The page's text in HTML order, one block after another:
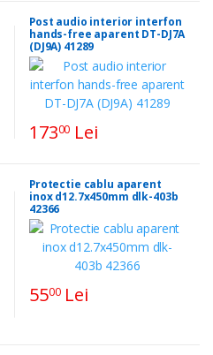
Post audio interior interfon
hands-free aparent DT-DJ7A
(DJ9A) 41289
17300 Lei
Protectie cablu aparent
inox d12.7x450mm dlk-403b
42366
5500Lei